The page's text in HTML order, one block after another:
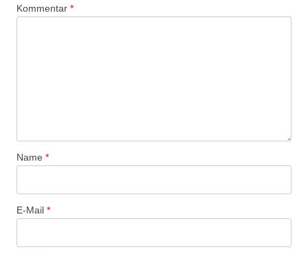
-
i
n
Kommentar *
Name *
E-Mail *